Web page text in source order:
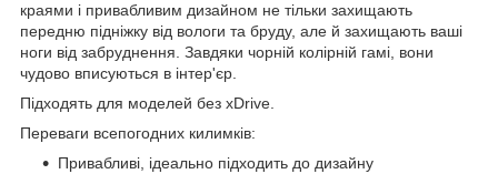
краями і привабливим дизайном не тільки захищають
передню підніжку від вологи та бруду, але й захищають ваші
ноги від забруднення. Завдяки чорній колірній гамі, вони
чудово вписуються в інтер'єр.
Підходять для моделей без xDrive.
Переваги всепогодних килимків:
Привабливі, ідеально підходить до дизайну